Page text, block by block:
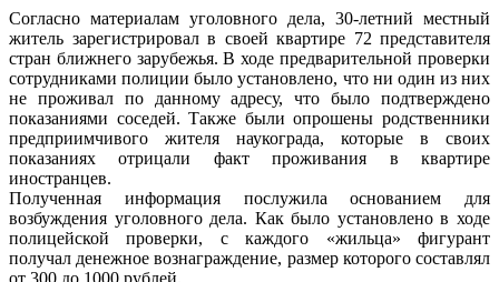
Согласно материалам уголовного дела, 30-летний местный
житель зарегистрировал в своей квартире 72 представителя
стран ближнего зарубежья. В ходе предварительной проверки
сотрудниками полиции было установлено, что ни один из них
не проживал по данному адресу, что было подтверждено
показаниями соседей. Также были опрошены родственники
предприимчивого жителя наукограда, которые в своих
показаниях отрицали факт проживания в квартире
иностранцев.
Полученная информация послужила основанием для
возбуждения уголовного дела. Как было установлено в ходе
полицейской проверки, с каждого «жильца» фигурант
получал денежное вознаграждение, размер которого составлял